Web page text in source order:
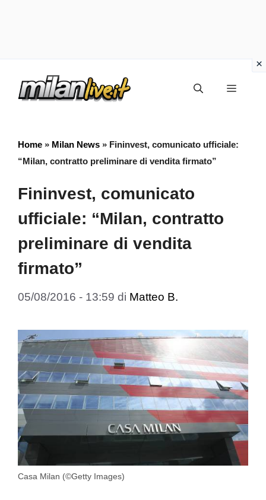
Menu
Home » Milan News » Fininvest, comunicato ufficiale:
“Milan, contratto preliminare di vendita firmato”
Fininvest, comunicato
ufficiale: “Milan, contratto
preliminare di vendita
firmato”
05/08/2016 - 13:59 di Matteo B.
Casa Milan (©Getty Images)